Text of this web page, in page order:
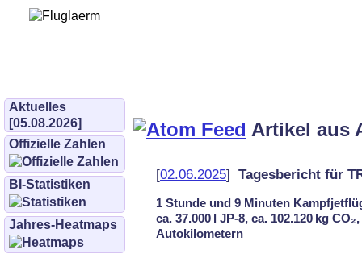
Aktuelles
[05.08.2026]
Offizielle Zahlen
BI-Statistiken
Jahres-Heatmaps
Artikel aus
[02.06.2025] Tagesbericht für
1 Stunde und 9 Minuten
ca. 37.000 l JP-8, ca. 102.120 kg
Autokilometern